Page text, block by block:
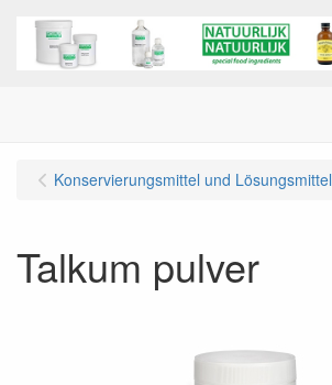
Konservierungsmittel und Lösungsmittel
Talkum pulver